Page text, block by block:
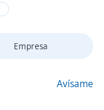
Empresa
Avísame